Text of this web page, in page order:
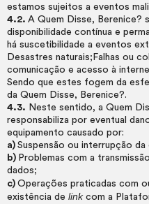
estamos sujeitos a eventos
4.2. A Quem Disse, Berenice?
disponibilidade contínua e
há suscetibilidade a eventos
Desastres naturais;Falhas ou
comunicação e acesso à
Sendo que estes fogem da
da Quem Disse, Berenice?.
4.3. Neste sentido, a Quem
responsabiliza por eventual
equipamento causado por:
a) Suspensão ou interrupção
b) Problemas com a
dados;
c) Operações praticadas com
existência de link com a